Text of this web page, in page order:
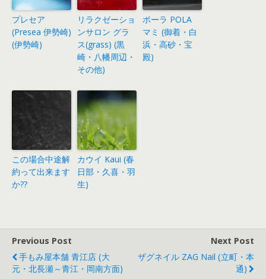
プレセア
(Presea 伊勢崎)
(伊勢崎)
リラクゼーショ
ンサロン グラ
ス(grass) (黒
崎・八幡周辺・
その他)
ポーラ POLA
マミ (御着・白
浜・高砂・宝
殿)
この場合中途解
約って出来ます
か??
カウイ Kaui (春
日部・久喜・羽
生)
Previous Post
手もみ屋本舗 青江店 (大
元・北長瀬～青江・岡南方面)
Next Post
ザグネイル ZAG Nail (立町・本
通)